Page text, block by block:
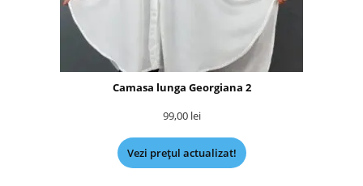
Camasa lunga Georgiana 2
99,00 lei
Vezi prețul actualizat!